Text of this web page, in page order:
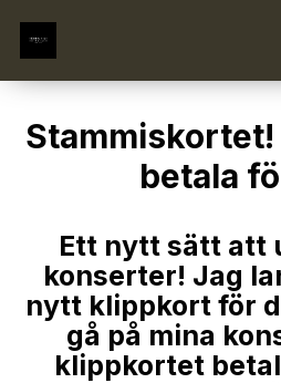
Stammiskortet!
betala
Ett nytt sätt att
konserter! Jag
nytt klippkort för
gå på mina
klippkortet